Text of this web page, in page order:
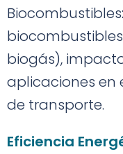
biogás),
aplicaciones en
de transporte.
Eficiencia